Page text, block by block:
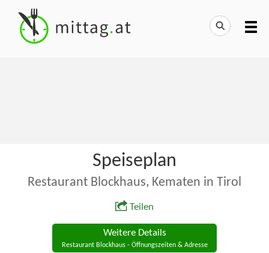
Speiseplan
Restaurant Blockhaus, Kematen in Tirol
Teilen
Weitere Details
Restaurant Blockhaus - Öffnungszeiten & Adresse